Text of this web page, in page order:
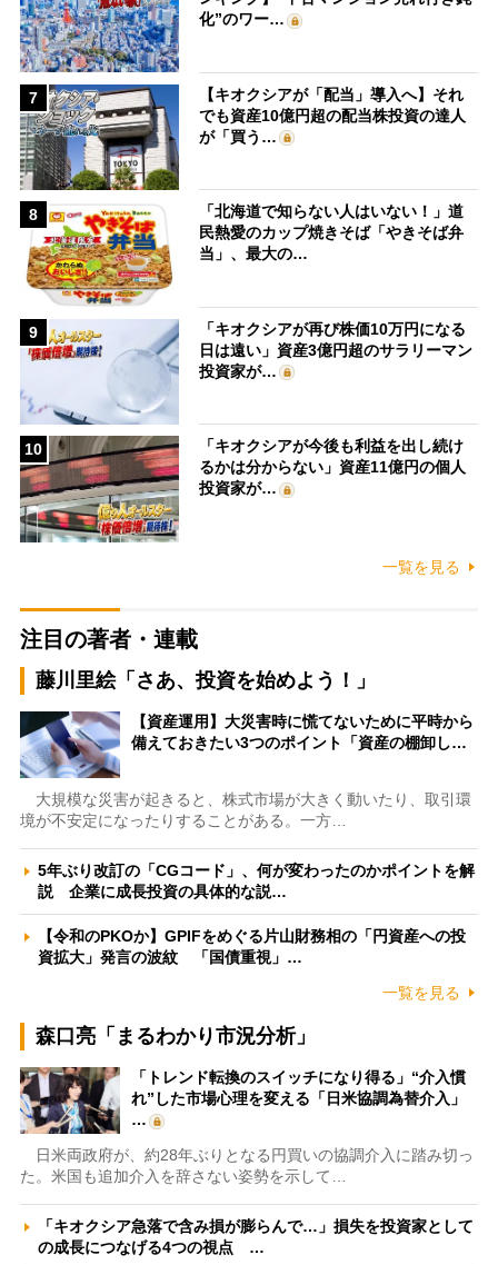
化”のワー…
7
【キオクシアが「配当」導入へ】それ
でも資産10億円超の配当株投資の達人
が「買う…
8
「北海道で知らない人はいない！」道
民熱愛のカップ焼きそば「やきそば弁
当」、最大の…
9
「キオクシアが再び株価10万円になる
日は遠い」資産3億円超のサラリーマン
投資家が…
10
「キオクシアが今後も利益を出し続け
るかは分からない」資産11億円の個人
投資家が…
一覧を見る
注目の著者・連載
藤川里絵「さあ、投資を始めよう！」
【資産運用】大災害時に慌てないために平時から
備えておきたい3つのポイント「資産の棚卸し…
大規模な災害が起きると、株式市場が大きく動いたり、取引環
境が不安定になったりすることがある。一方…
5年ぶり改訂の「CGコード」、何が変わったのかポイントを解
説 企業に成長投資の具体的な説…
【令和のPKOか】GPIFをめぐる片山財務相の「円資産への投
資拡大」発言の波紋 「国債重視」…
一覧を見る
森口亮「まるわかり市況分析」
「トレンド転換のスイッチになり得る」“介入慣
れ”した市場心理を変える「日米協調為替介入」
…
日米両政府が、約28年ぶりとなる円買いの協調介入に踏み切っ
た。米国も追加介入を辞さない姿勢を示して…
「キオクシア急落で含み損が膨らんで…」損失を投資家として
の成長につなげる4つの視点 …